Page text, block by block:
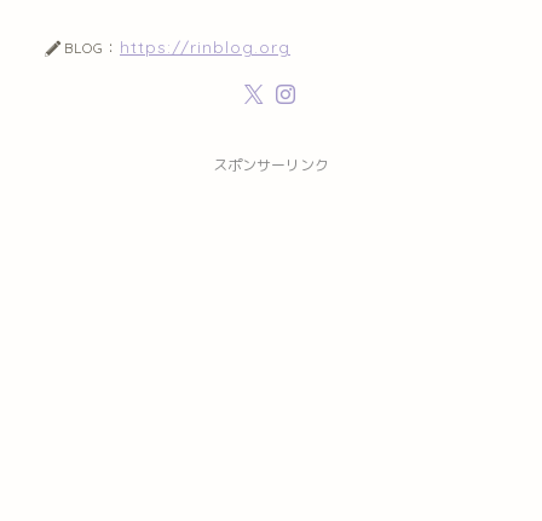
BLOG： https://rinblog.org
スポンサーリンク